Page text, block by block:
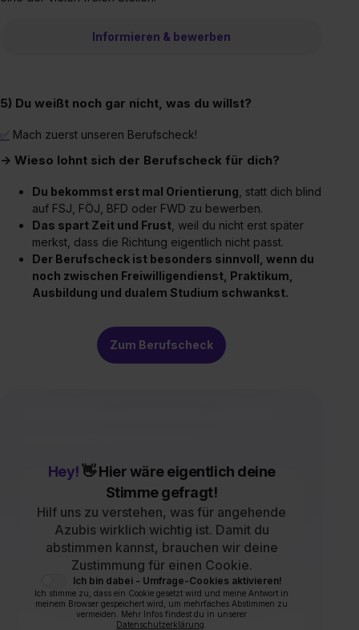
Informieren & bewerben
5) Du weißt noch gar nicht, was du willst?
✅ Mach zuerst unseren Berufscheck!
→ Wieso lohnt sich der Berufscheck für dich?
Du bekommst erst mal Orientierung , statt dich blind
auf FSJ, FÖJ, BFD oder FWD zu bewerben.
Das spart Zeit und Frust , weil du nicht erst später
merkst, dass die Richtung eigentlich nicht passt.
Der Berufscheck ist besonders sinnvoll, wenn du
noch zwischen Freiwilligendienst, Praktikum,
Ausbildung und dualem Studium schwankst.
Zum Berufscheck
Hey!👋 Hier wäre eigentlich deine
Stimme gefragt!
Hilf uns zu verstehen, was für angehende
Azubis wirklich wichtig ist. Damit du
abstimmen kannst, brauchen wir deine
Zustimmung für einen Cookie.
Ich bin dabei - Umfrage-Cookies aktivieren!
Ich stimme zu, dass ein Cookie gesetzt wird und meine Antwort in
meinem Browser gespeichert wird, um mehrfaches Abstimmen zu
vermeiden. Mehr Infos findest du in unserer
Datenschutzerklärung